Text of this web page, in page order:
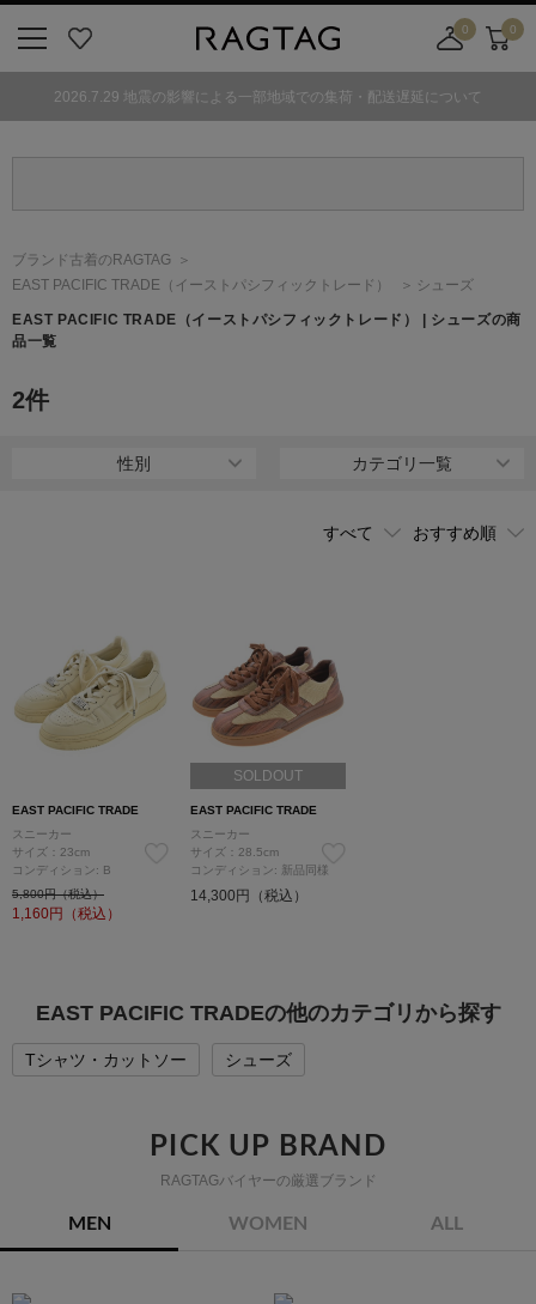
気
0
舗
カ
0
2026.7.29 地震の影響による一部地域での集荷・配送遅延について
ブランド古着のRAGTAG
EAST PACIFIC TRADE （イーストパシフィックトレード） シューズ
EAST PACIFIC TRADE （イーストパシフィックトレード）
| シューズの商
品一覧
2件
性別 カテゴリ一覧
EAST PACIFIC TRADE
スニーカー
サイズ：23cm
コンディション: B
5,800円（税込）
1,160円（税込）
SOLDOUT
EAST PACIFIC TRADE
スニーカー
サイズ：28.5cm
コンディション: 新品同様
14,300円（税込）
EAST PACIFIC TRADEの他のカテゴリから探す
Tシャツ・カットソー シューズ
PICK UP BRAND
RAGTAGバイヤーの厳選ブランド
MEN WOMEN ALL